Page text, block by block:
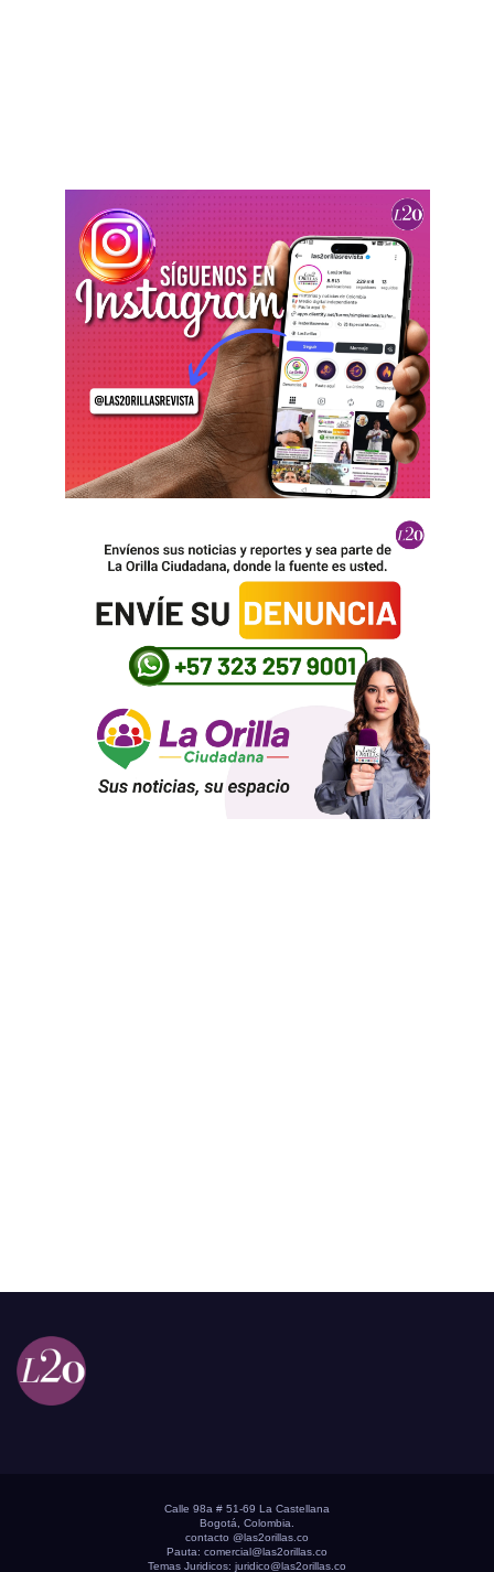
Calle 98a # 51-69 La Castellana
Bogotá, Colombia.
contacto @las2orillas.co
Pauta: comercial@las2orillas.co
Temas Juridicos: juridico@las2orillas.co